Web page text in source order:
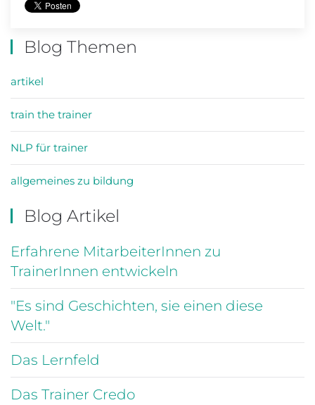
Blog Themen
artikel
train the trainer
NLP für trainer
allgemeines zu bildung
Blog Artikel
Erfahrene MitarbeiterInnen zu
TrainerInnen entwickeln
"Es sind Geschichten, sie einen diese
Welt."
Das Lernfeld
Das Trainer Credo